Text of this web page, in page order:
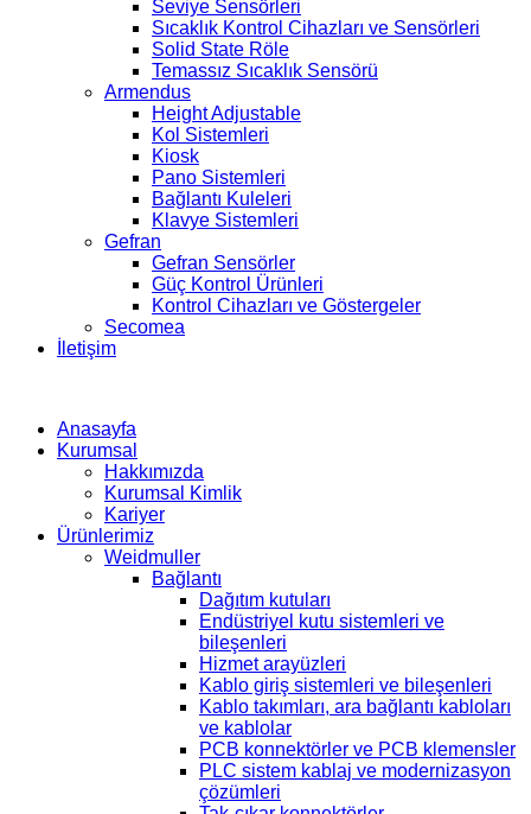
Seviye Sensörleri
Sıcaklık Kontrol Cihazları ve Sensörleri
Solid State Röle
Temassız Sıcaklık Sensörü
Armendus
Height Adjustable
Kol Sistemleri
Kiosk
Pano Sistemleri
Bağlantı Kuleleri
Klavye Sistemleri
Gefran
Gefran Sensörler
Güç Kontrol Ürünleri
Kontrol Cihazları ve Göstergeler
Secomea
İletişim
Anasayfa
Kurumsal
Hakkımızda
Kurumsal Kimlik
Kariyer
Ürünlerimiz
Weidmuller
Bağlantı
Dağıtım kutuları
Endüstriyel kutu sistemleri ve
bileşenleri
Hizmet arayüzleri
Kablo giriş sistemleri ve bileşenleri
Kablo takımları, ara bağlantı kabloları
ve kablolar
PCB konnektörler ve PCB klemensler
PLC sistem kablaj ve modernizasyon
çözümleri